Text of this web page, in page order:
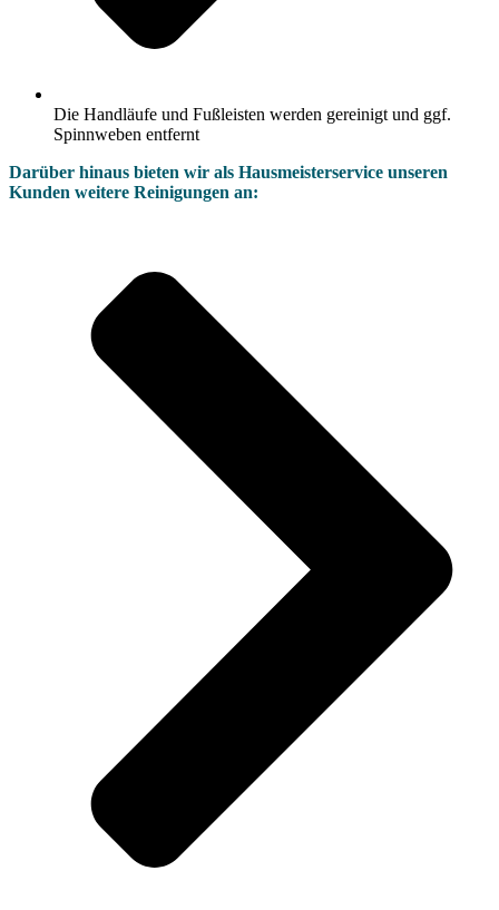
Die Handläufe und Fußleisten werden gereinigt und ggf.
Spinnweben entfernt
Darüber hinaus bieten wir als Hausmeisterservice unseren
Kunden weitere Reinigungen an: